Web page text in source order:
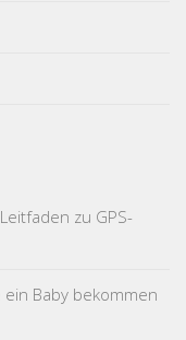
zu GPS-
Baby bekommen